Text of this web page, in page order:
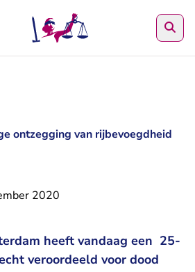
ontzegging van rijbevoegdheid
2020
heeft vandaag een 25-
veroordeeld voor dood